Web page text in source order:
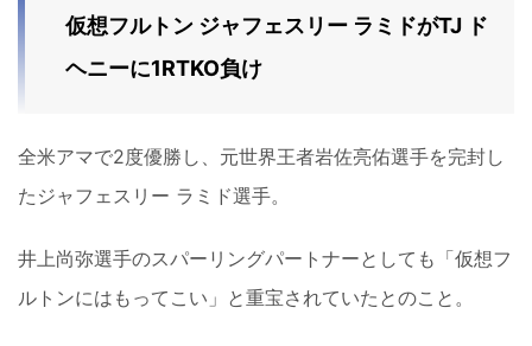
仮想フルトン ジャフェスリー ラミドがTJ ド
ヘニーに1RTKO負け
全米アマで2度優勝し、元世界王者岩佐亮佑選手を完封し
たジャフェスリー ラミド選手。
井上尚弥選手のスパーリングパートナーとしても「仮想フ
ルトンにはもってこい」と重宝されていたとのこと。